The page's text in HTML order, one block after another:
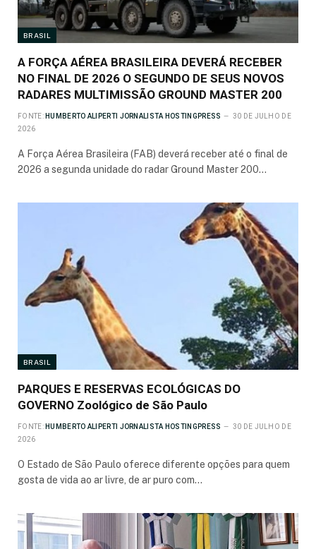
BRASIL
A FORÇA AÉREA BRASILEIRA DEVERÁ RECEBER
NO FINAL DE 2026 O SEGUNDO DE SEUS NOVOS
RADARES MULTIMISSÃO GROUND MASTER 200
FONTE: HUMBERTO ALIPERTI JORNALISTA HOSTINGPRESS
30 DE JULHO DE
2026
A Força Aérea Brasileira (FAB) deverá receber até o final de
2026 a segunda unidade do radar Ground Master 200…
BRASIL
PARQUES E RESERVAS ECOLÓGICAS DO
GOVERNO Zoológico de São Paulo
FONTE: HUMBERTO ALIPERTI JORNALISTA HOSTINGPRESS
30 DE JULHO DE
2026
O Estado de São Paulo oferece diferente opções para quem
gosta de vida ao ar livre, de ar puro com…